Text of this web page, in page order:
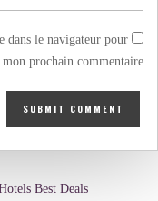
dans le navigateur pour
mon prochain commentaire.
Best Deals